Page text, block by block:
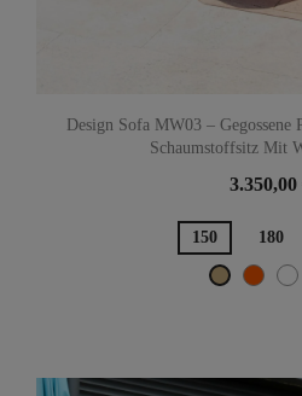
Design Sofa MW03 –
Schaumstoffsitz Mit
3.350,00
150 180
Beige